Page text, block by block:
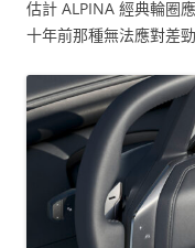
估計 ALPINA 經典輪圈
十年前那種無法應對差